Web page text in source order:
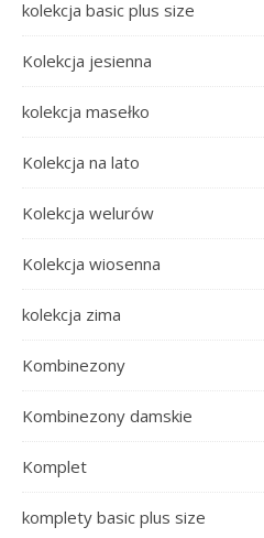
kolekcja basic plus size
Kolekcja jesienna
kolekcja masełko
Kolekcja na lato
Kolekcja welurów
Kolekcja wiosenna
kolekcja zima
Kombinezony
Kombinezony damskie
Komplet
komplety basic plus size